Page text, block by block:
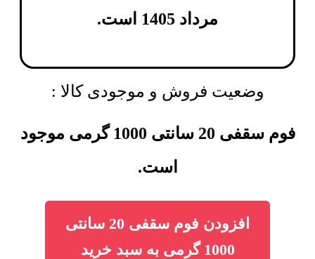
مرداد 1405 است.
وضعیت فروش و موجودی کالا :
فوم سقفی 20 سانتی 1000 گرمی موجود
است.
افزودن فوم سقفی 20 سانتی
1000 گرمی به سبد خرید